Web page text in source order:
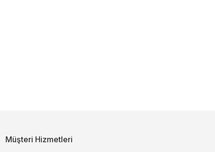
Müşteri Hizmetleri